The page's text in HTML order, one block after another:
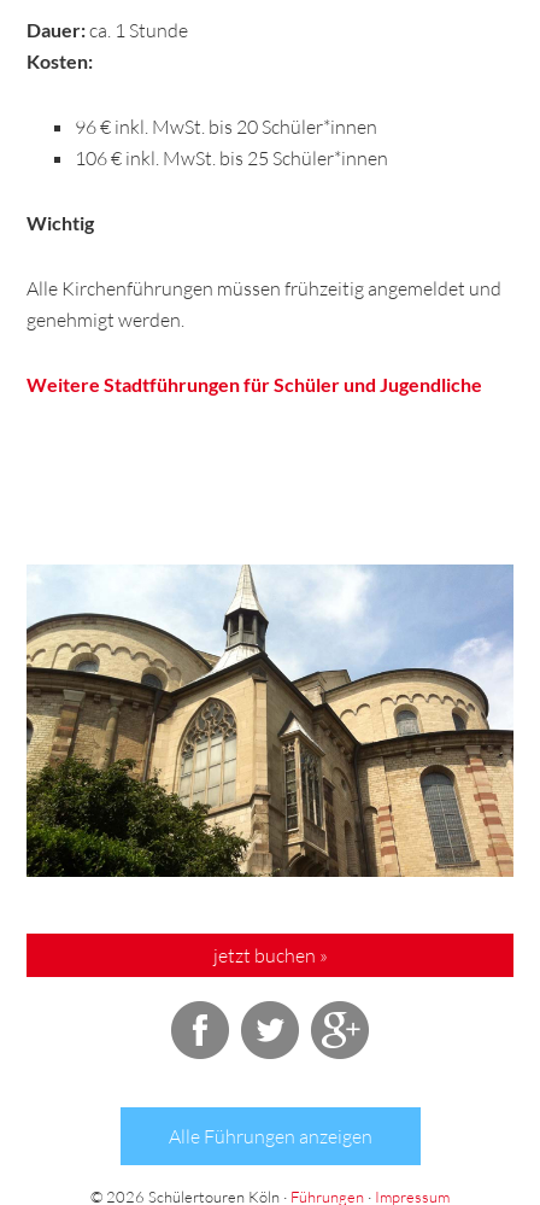
Dauer:ca. 1 Stunde
Kosten:
96 € inkl. MwSt. bis 20 Schüler*innen
106 € inkl. MwSt. bis 25 Schüler*innen
Wichtig
Alle Kirchenführungen müssen frühzeitig angemeldet und
genehmigt werden.
Weitere Stadtführungen für Schüler und Jugendliche
jetzt buchen »
Alle Führungen anzeigen
© 2026 Schülertouren Köln · Führungen · Impressum